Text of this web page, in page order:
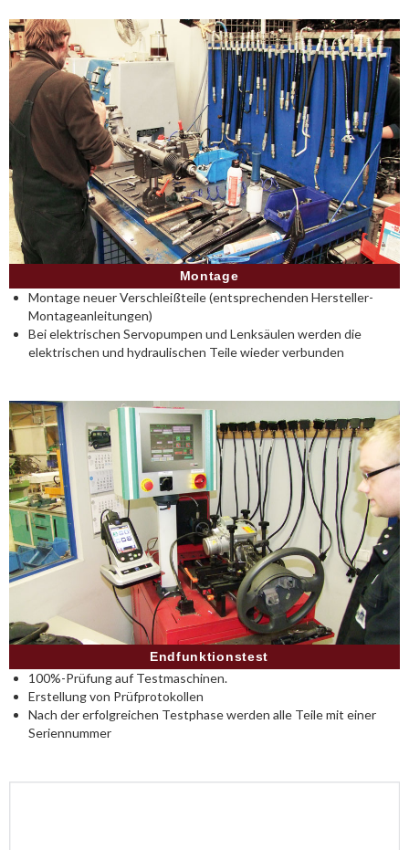
Montage
Montage neuer Verschleißteile (entsprechenden Hersteller-
Montageanleitungen)
Bei elektrischen Servopumpen und Lenksäulen werden die
elektrischen und hydraulischen Teile wieder verbunden
Endfunktionstest
100%-Prüfung auf Testmaschinen.
Erstellung von Prüfprotokollen
Nach der erfolgreichen Testphase werden alle Teile mit einer
Seriennummer